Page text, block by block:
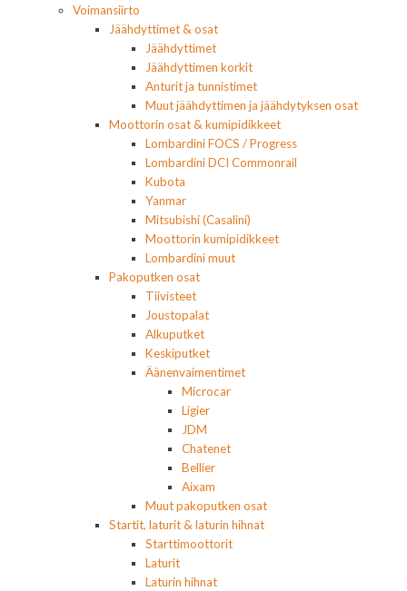
Voimansiirto
Jäähdyttimet & osat
Jäähdyttimet
Jäähdyttimen korkit
Anturit ja tunnistimet
Muut jäähdyttimen ja jäähdytyksen osat
Moottorin osat & kumipidikkeet
Lombardini FOCS / Progress
Lombardini DCI Commonrail
Kubota
Yanmar
Mitsubishi (Casalini)
Moottorin kumipidikkeet
Lombardini muut
Pakoputken osat
Tiivisteet
Joustopalat
Alkuputket
Keskiputket
Äänenvaimentimet
Microcar
Ligier
JDM
Chatenet
Bellier
Aixam
Muut pakoputken osat
Startit, laturit & laturin hihnat
Starttimoottorit
Laturit
Laturin hihnat